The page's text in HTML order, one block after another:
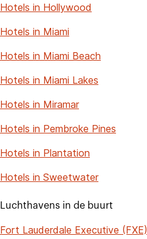
Hotels in Hollywood
Hotels in Miami
Hotels in Miami Beach
Hotels in Miami Lakes
Hotels in Miramar
Hotels in Pembroke Pines
Hotels in Plantation
Hotels in Sweetwater
Luchthavens in de buurt
Fort Lauderdale Executive (FXE)